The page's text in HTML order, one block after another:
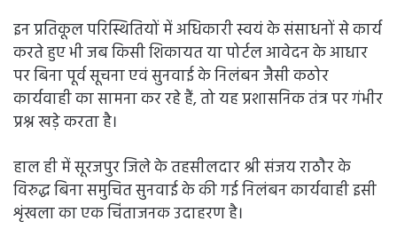
इन प्रतिकूल परिस्थितियों में अधिकारी स्वयं के संसाधनों से कार्य
करते हुए भी जब किसी शिकायत या पोर्टल आवेदन के आधार
पर बिना पूर्व सूचना एवं सुनवाई के निलंबन जैसी कठोर
कार्यवाही का सामना कर रहे हैं, तो यह प्रशासनिक तंत्र पर गंभीर
प्रश्न खड़े करता है।
हाल ही में सूरजपुर जिले के तहसीलदार श्री संजय राठौर के
विरुद्ध बिना समुचित सुनवाई के की गई निलंबन कार्यवाही इसी
शृंखला का एक चिंताजनक उदाहरण है।